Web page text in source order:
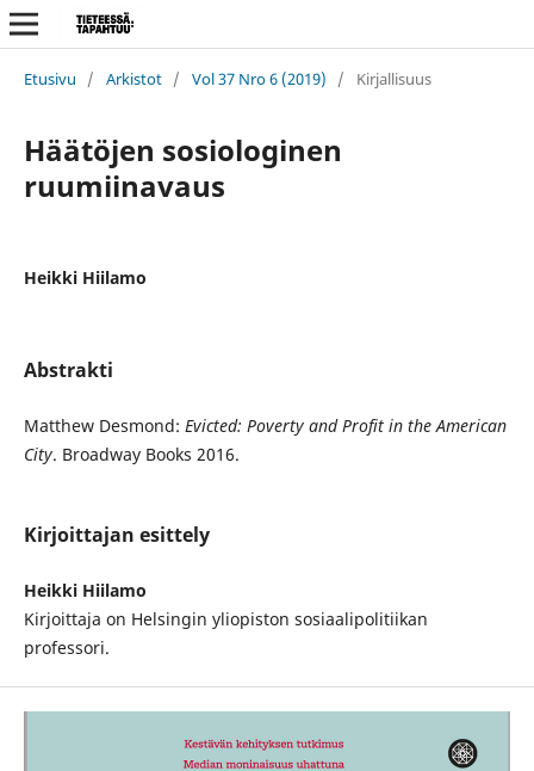
Etusivu / Arkistot / Vol 37 Nro 6 (2019) / Kirjallisuus
Häätöjen sosiologinen
ruumiinavaus
Heikki Hiilamo
Abstrakti
Matthew Desmond: Evicted: Poverty and Profit in the American
City. Broadway Books 2016.
Kirjoittajan esittely
Heikki Hiilamo
Kirjoittaja on Helsingin yliopiston sosiaalipolitiikan
professori.